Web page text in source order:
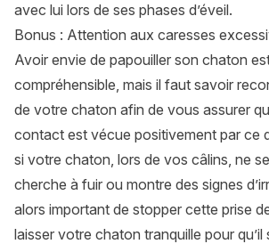
avec lui lors de ses phases d’éveil.
Bonus : Attention aux caresses
Avoir envie de papouiller son chaton
compréhensible, mais il faut savoir
de votre chaton afin de vous assurer
contact est vécue positivement par ce
si votre chaton, lors de vos câlins, ne se
cherche à fuir ou montre des signes
alors important de stopper cette prise
laisser votre chaton tranquille pour qu’il